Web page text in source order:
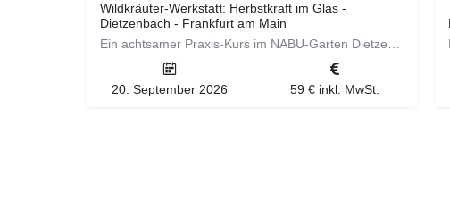
Wildkräuter‑Werkstatt: Herbstkraft im Glas -
Dietzenbach - Frankfurt am Main
Ein achtsamer Praxis‑Kurs im NABU‑Garten Dietzenbach mit kurzer Kräuterwanderung. Wir sammeln Wildkräuter,…
20. September 2026 59 € inkl. MwSt.